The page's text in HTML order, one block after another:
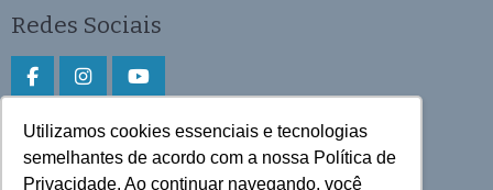
Utilizamos cookies essenciais e tecnologias
semelhantes de acordo com a nossa Política de
Privacidade. Ao continuar navegando, você
Redes Sociais
Faça download do aplicativo